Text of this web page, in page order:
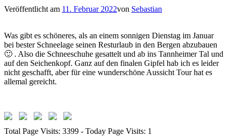
Veröffentlicht am 11. Februar 2022von Sebastian
Was gibt es schöneres, als an einem sonnigen Dienstag im Januar
bei bester Schneelage seinen Resturlaub in den Bergen abzubauen
🙂 . Also die Schneeschuhe gesattelt und ab ins Tannheimer Tal und
auf den Seichenkopf. Ganz auf den finalen Gipfel hab ich es leider
nicht geschafft, aber für eine wunderschöne Aussicht Tour hat es
allemal gereicht.
Total Page Visits: 3399 - Today Page Visits: 1